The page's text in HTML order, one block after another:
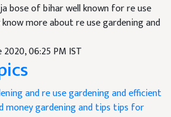
bose of bihar well known for re use
more about re use gardening and
2020, 06:25 PM IST
and re usegardening and efficient
moneygardening and tips tips for